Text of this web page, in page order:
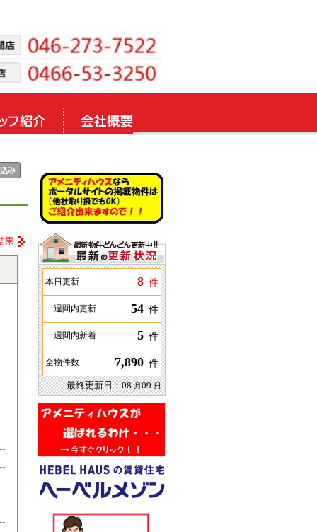
本日更新 8 件
一週間内更新 54 件
一週間内新着 5 件
全物件数 7,890 件
最終更新日：08 月09 日
果